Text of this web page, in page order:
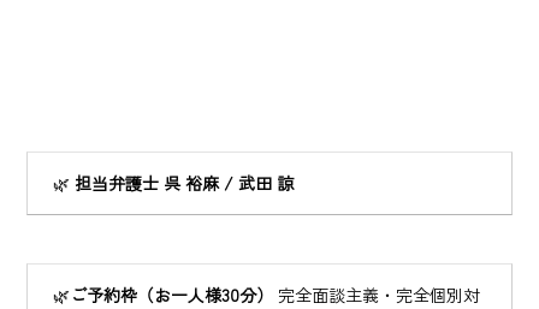
🌿 担当弁護士 呉 裕麻 / 武田 諒
🌿 ご予約枠（お一人様30分）
完全面談主義・完全個別対